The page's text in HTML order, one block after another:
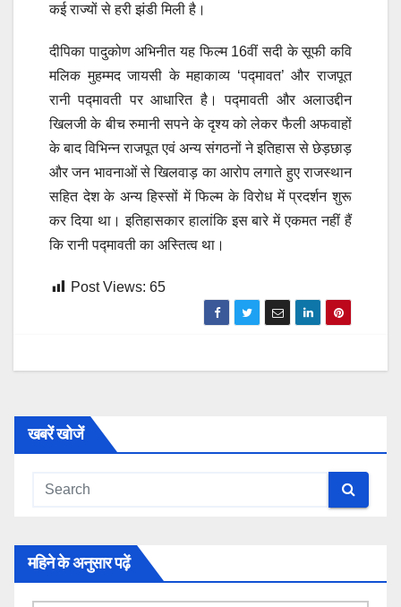
कई राज्यों से हरी झंडी मिली है।
दीपिका पादुकोण अभिनीत यह फिल्म 16वीं सदी के सूफी कवि
मलिक मुहम्मद जायसी के महाकाव्य ‘पद्मावत’ और राजपूत
रानी पद्मावती पर आधारित है। पद्मावती और अलाउद्दीन
खिलजी के बीच रुमानी सपने के दृश्य को लेकर फैली अफवाहों
के बाद विभिन्न राजपूत एवं अन्य संगठनों ने इतिहास से छेड़छाड़
और जन भावनाओं से खिलवाड़ का आरोप लगाते हुए राजस्थान
सहित देश के अन्य हिस्सों में फिल्म के विरोध में प्रदर्शन शुरू
कर दिया था। इतिहासकार हालांकि इस बारे में एकमत नहीं हैं
कि रानी पद्मावती का अस्तित्व था।
Post Views: 65
खबरें खोजें
महिने के अनुसार पढ़ें